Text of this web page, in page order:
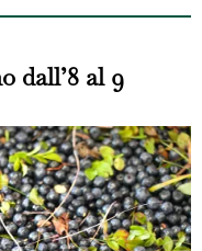
dall’8 al 9